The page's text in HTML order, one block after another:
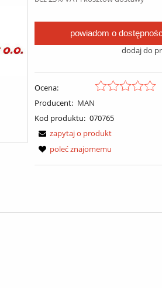
powiadom o
dodaj do
Ocena:
Producent: MAN
Kod produktu: 070765
zapytaj o produkt
poleć znajomemu